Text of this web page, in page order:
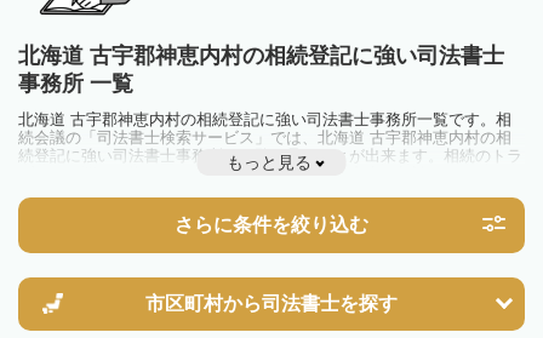
北海道 古宇郡神恵内村の相続登記に強い司法書士
事務所 一覧
北海道 古宇郡神恵内村の相続登記に強い司法書士事務所一覧です。相
続会議の「司法書士検索サービス」では、北海道 古宇郡神恵内村の相
続登記に強い司法書士事務所を一覧で見ることが出来ます。相続のトラ
ブルやお悩みを抱えている方は一度近隣の司法書士に相談してみましょ
2024年4月1日から相続登記が義務化されました。
不動産を相続した場合、相続を知った日から3年以内に登記しないと、
10万円以下の過料が科せられるため、速やかな手続きが必要です。義務
相続登記は法律で定められており、司法書士に依頼すれば手間を省けま
す。その他の相続手続きも任せることが可能です。
また、義務化に伴い、相続人申告登記制度が創設されました。遺産分割
もっと見る
さらに条件を絞り込む
市区町村から司法書士を探す